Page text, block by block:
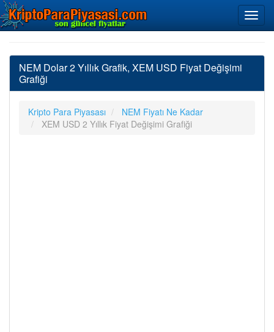
NEM Dolar 2 Yıllık Grafik, XEM USD Fiyat Değişimi
Grafiği
Kripto Para Piyasası
NEM Fiyatı Ne Kadar
XEM USD 2 Yıllık Fiyat Değişimi Grafiği